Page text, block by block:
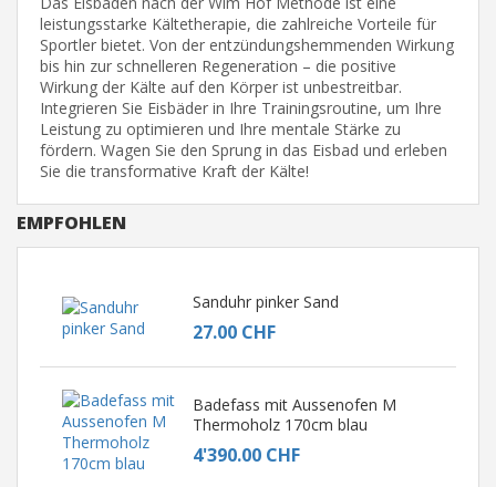
EMPFOHLEN
Sanduhr pinker Sand
27.00 CHF
Badefass mit Aussenofen M
Thermoholz 170cm blau
4'390.00 CHF
leistungsstarke Kältetherapie, die zahlreiche Vorteile für
Sportler bietet. Von der entzündungshemmenden Wirkung
bis hin zur schnelleren Regeneration – die positive
Wirkung der Kälte auf den Körper ist unbestreitbar.
Integrieren Sie Eisbäder in Ihre Trainingsroutine, um Ihre
Leistung zu optimieren und Ihre mentale Stärke zu
fördern. Wagen Sie den Sprung in das Eisbad und erleben
Sie die transformative Kraft der Kälte!